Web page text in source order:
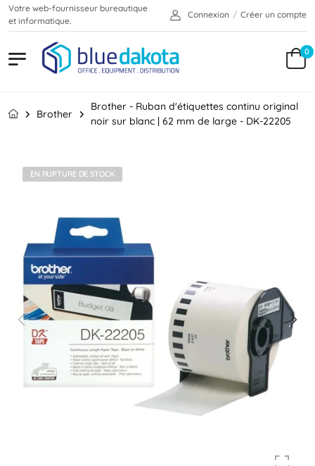
Votre web-fournisseur bureautique
et informatique.
Connexion / Créer un compte
0
Brother
Brother - Ruban d'étiquettes continu original
noir sur blanc | 62 mm de large - DK-22205
EN RUPTURE DE STOCK